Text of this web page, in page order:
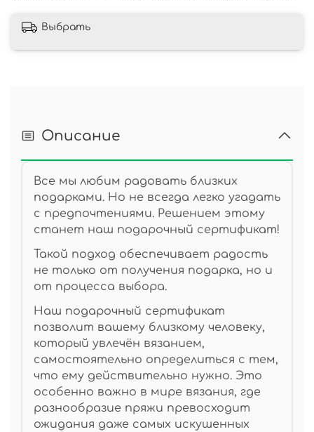
Выбрать
Описание
Все мы любим радовать близких
подарками. Но не всегда легко угадать
с предпочтениями. Решением этому
станет наш подарочный сертификат!
Такой подход обеспечивает радость
не только от получения подарка, но и
от процесса выбора.
Наш подарочный сертификат
позволит вашему близкому человеку,
который увлечён вязанием,
самостоятельно определиться с тем,
что ему действительно нужно. Это
особенно важно в мире вязания, где
разнообразие пряжи превосходит
ожидания даже самых искушенных